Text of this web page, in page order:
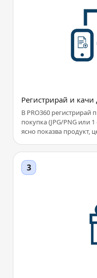
Регистрирай и качи
В PRO360 регистрирай
покупка (JPG/PNG или
ясно показва продукт,